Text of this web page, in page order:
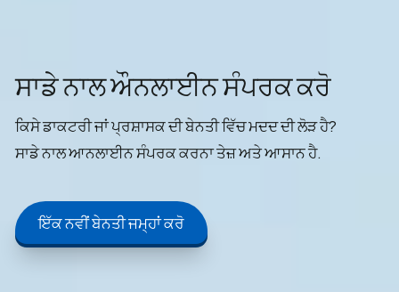
ਸਾਡੇ ਨਾਲ ਔਨਲਾਈਨ ਸੰਪਰਕ ਕਰੋ
ਕਿਸੇ ਡਾਕਟਰੀ ਜਾਂ ਪ੍ਰਸ਼ਾਸਕ ਦੀ ਬੇਨਤੀ ਵਿੱਚ ਮਦਦ ਦੀ ਲੋੜ ਹੈ?
ਸਾਡੇ ਨਾਲ ਆਨਲਾਈਨ ਸੰਪਰਕ ਕਰਨਾ ਤੇਜ਼ ਅਤੇ ਆਸਾਨ ਹੈ.
ਇੱਕ ਨਵੀਂ ਬੇਨਤੀ ਜਮ੍ਹਾਂ ਕਰੋ